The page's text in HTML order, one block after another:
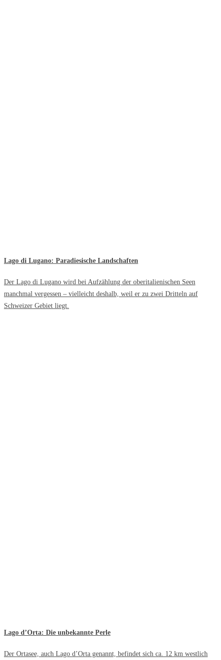
Lago di Lugano: Paradiesische Landschaften
Der Lago di Lugano wird bei Aufzählung der oberitalienischen Seen
manchmal vergessen – vielleicht deshalb, weil er zu zwei Dritteln auf
Schweizer Gebiet liegt.
Lago d’Orta: Die unbekannte Perle
Der Ortasee, auch Lago d’Orta genannt, befindet sich ca. 12 km westlich